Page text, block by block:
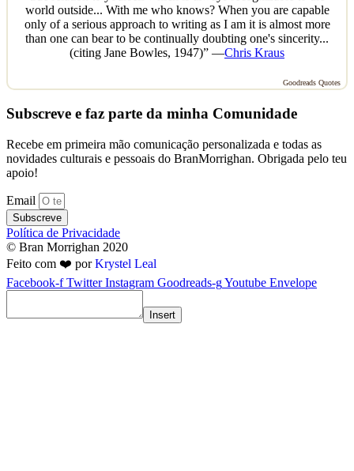
world outside... With me who knows? When you are capable
only of a serious approach to writing as I am it is almost more
than one can bear to be continually doubting one's sincerity...
(citing Jane Bowles, 1947)” —Chris Kraus
Goodreads Quotes
Subscreve e faz parte da minha Comunidade
Recebe em primeira mão comunicação personalizada e todas as
novidades culturais e pessoais do BranMorrighan. Obrigada pelo teu
apoio!
Email
Subscreve
Política de Privacidade
© Bran Morrighan 2020
Feito com ❤️ porKrystel Leal
Facebook-f Twitter Instagram Goodreads-gYoutube Envelope
Insert